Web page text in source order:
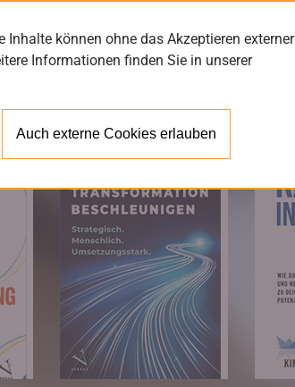
Inhalte können ohne das Akzeptieren externer
Informationen finden Sie in unserer
Auch externe Cookies erlauben